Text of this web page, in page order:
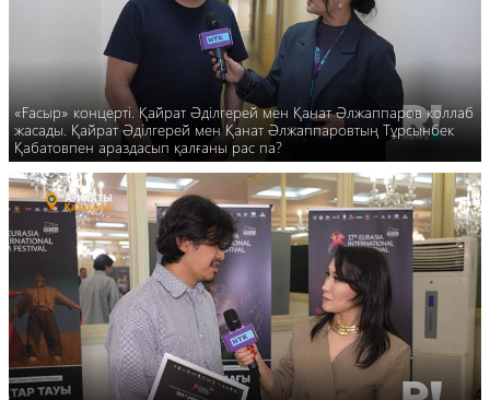
«Ғасыр» концерті. Қайрат Әділгерей мен Қанат Әлжаппаров коллаб
жасады. Қайрат Әділгерей мен Қанат Әлжаппаровтың Тұрсынбек
Қабатовпен араздасып қалғаны рас па?